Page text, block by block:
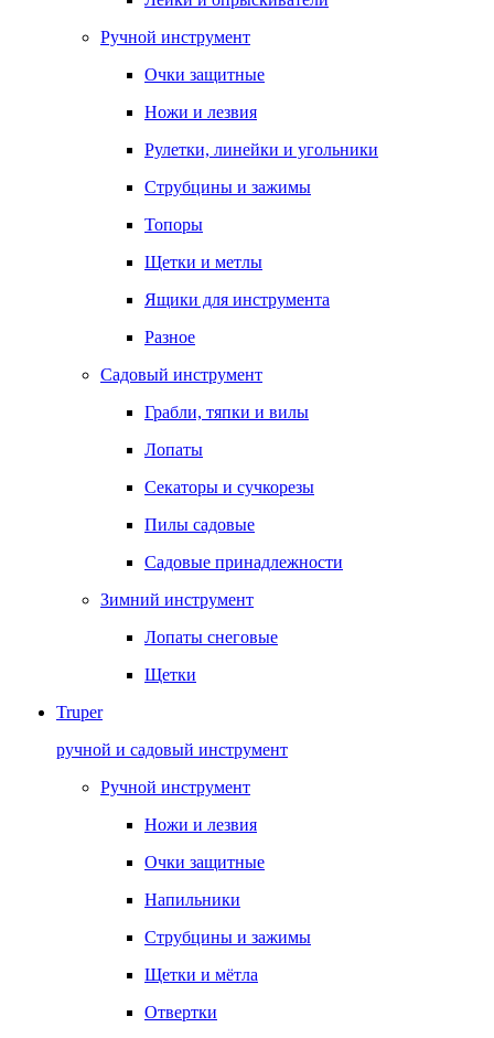
Ручной инструмент
Очки защитные
Ножи и лезвия
Рулетки, линейки и угольники
Струбцины и зажимы
Топоры
Щетки и метлы
Ящики для инструмента
Разное
Садовый инструмент
Грабли, тяпки и вилы
Лопаты
Секаторы и сучкорезы
Пилы садовые
Садовые принадлежности
Зимний инструмент
Лопаты снеговые
Щетки
Truper
ручной и садовый инструмент
Ручной инструмент
Ножи и лезвия
Очки защитные
Напильники
Струбцины и зажимы
Щетки и мётла
Отвертки